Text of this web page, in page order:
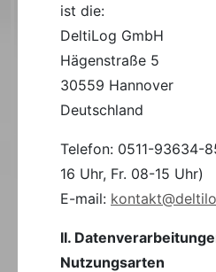
ist die:
DeltiLog GmbH
Hägenstraße 5
30559 Hannover
Deutschland
Telefon: 0511-93634-
16 Uhr, Fr. 08-15 Uhr)
E-mail:
II.
Nutzungsarten